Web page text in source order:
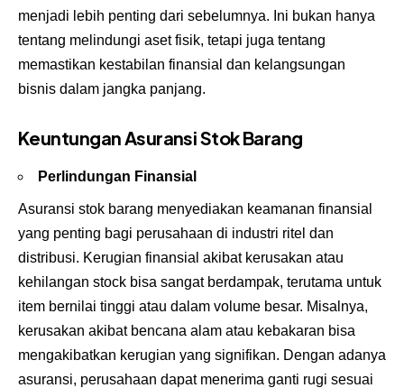
menjadi lebih penting dari sebelumnya. Ini bukan hanya
tentang melindungi aset fisik, tetapi juga tentang
memastikan kestabilan finansial dan kelangsungan
bisnis dalam jangka panjang.
Keuntungan Asuransi Stok Barang
Perlindungan Finansial
Asuransi stok barang menyediakan keamanan finansial
yang penting bagi perusahaan di industri ritel dan
distribusi. Kerugian finansial akibat kerusakan atau
kehilangan stock bisa sangat berdampak, terutama untuk
item bernilai tinggi atau dalam volume besar. Misalnya,
kerusakan akibat bencana alam atau kebakaran bisa
mengakibatkan kerugian yang signifikan. Dengan adanya
asuransi, perusahaan dapat menerima ganti rugi sesuai